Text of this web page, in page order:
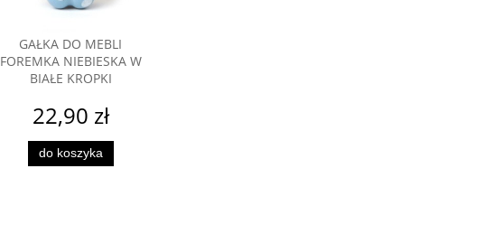
GAŁKA DO MEBLI
FOREMKA NIEBIESKA W
BIAŁE KROPKI
22,90 zł
do koszyka